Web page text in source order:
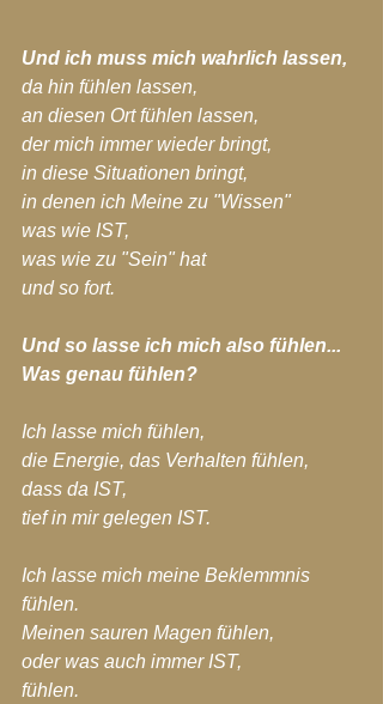
Und ich muss mich wahrlich lassen,
da hin fühlen lassen,
an diesen Ort fühlen lassen,
der mich immer wieder bringt,
in diese Situationen bringt,
in denen ich Meine zu "Wissen"
was wie IST,
was wie zu "Sein" hat
und so fort.
Und so lasse ich mich also fühlen...
Was genau fühlen?
Ich lasse mich fühlen,
die Energie, das Verhalten fühlen,
dass da IST,
tief in mir gelegen IST.
Ich lasse mich meine Beklemmnis
fühlen.
Meinen sauren Magen fühlen,
oder was auch immer IST,
fühlen.